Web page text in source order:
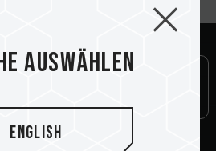
auswählen
English